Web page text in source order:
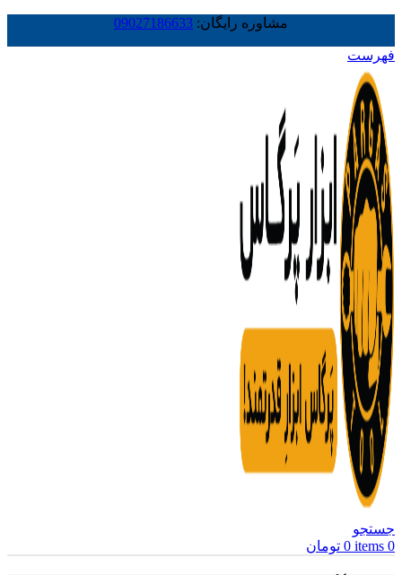
مشاوره رایگان: 09027186633
فهرست
جستجو
0
items
0 تومان